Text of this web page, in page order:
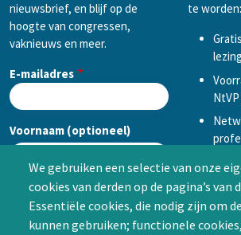
We gebruiken een selectie van onze
cookies van derden op de pagina’s van
Essentiële cookies, die nodig zijn om
kunnen gebruiken; functionele
nieuwsbrief, en blijf op de
hoogte van congressen,
vaknieuws en meer.
E-mailadres
Voornaam (optioneel)
Achternaam (optioneel)
te worden:
de
SIG